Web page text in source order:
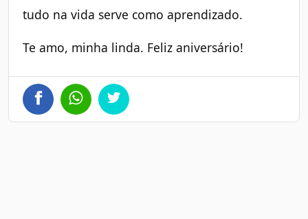
tudo na vida serve como aprendizado.
Te amo, minha linda. Feliz aniversário!